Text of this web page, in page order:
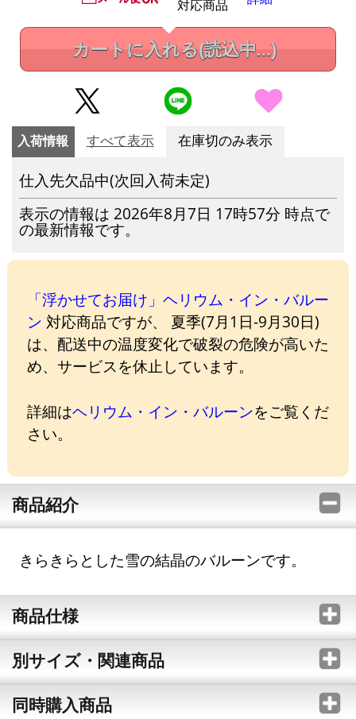
対応商品
カートに入れる(読込中...)
入荷情報 すべて表示 在庫切のみ表示
仕入先欠品中(次回入荷未定)
表示の情報は 2026年8月7日 17時57分 時点で
の最新情報です。
「浮かせてお届け」ヘリウム・イン・バルー
ン 対応商品ですが、 夏季(7月1日-9月30日)
は、配送中の温度変化で破裂の危険が高いた
め、サービスを休止しています。
詳細はヘリウム・イン・バルーンをご覧くだ
さい。
商品紹介
きらきらとした雪の結晶のバルーンです。
商品仕様
別サイズ・関連商品
同時購入商品